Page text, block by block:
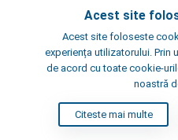
Acest site
Acest site foloseste
experiența utilizatorului. Prin
de acord cu toate cookie-
noastră
Citeste mai multe
Adaugă